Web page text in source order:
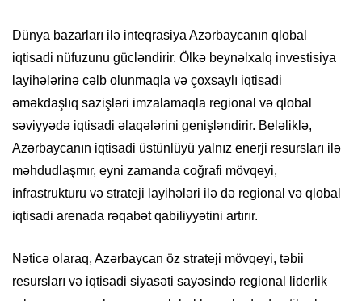
Dünya bazarları ilə inteqrasiya Azərbaycanın qlobal
iqtisadi nüfuzunu gücləndirir. Ölkə beynəlxalq investisiya
layihələrinə cəlb olunmaqla və çoxsaylı iqtisadi
əməkdaşlıq sazişləri imzalamaqla regional və qlobal
səviyyədə iqtisadi əlaqələrini genişləndirir. Beləliklə,
Azərbaycanın iqtisadi üstünlüyü yalnız enerji resursları ilə
məhdudlaşmır, eyni zamanda coğrafi mövqeyi,
infrastrukturu və strateji layihələri ilə də regional və qlobal
iqtisadi arenada rəqabət qabiliyyətini artırır.
Nəticə olaraq, Azərbaycan öz strateji mövqeyi, təbii
resursları və iqtisadi siyasəti sayəsində regional liderlik